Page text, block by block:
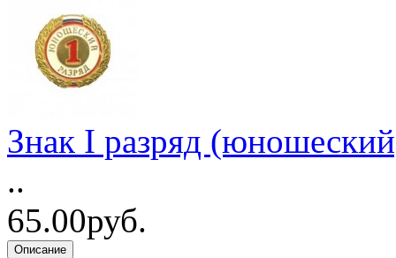
Знак I разряд
..
65.00руб.